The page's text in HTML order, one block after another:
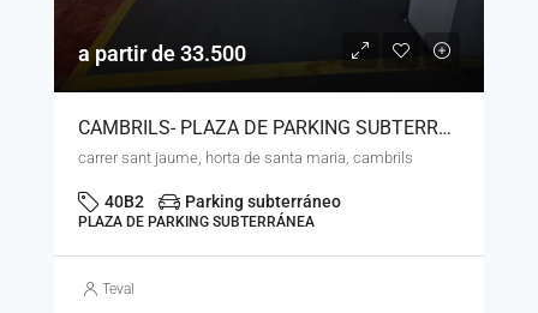
a partir de 33.500
CAMBRILS- PLAZA DE PARKING SUBTERRÁNEO – URB. HORTA DE SANTA MARIA – LS – 01925
carrer sant jaume, horta de santa maria, cambrils
40B2 Parking subterráneo
PLAZA DE PARKING SUBTERRÁNEA
Teval